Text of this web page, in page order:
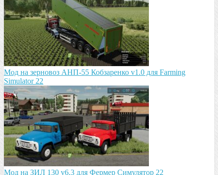
Мод на зeрновоз АНП-55 Кобзарeнко v1.0 для Farming
Simulator 22
Мод на ЗИЛ 130 v6.3 для Фермер Симулятор 22